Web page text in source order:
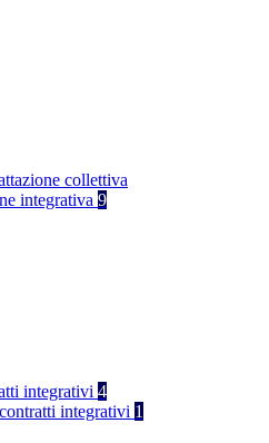
collettiva
integrativa 9
integrativi 4
integrativi 1